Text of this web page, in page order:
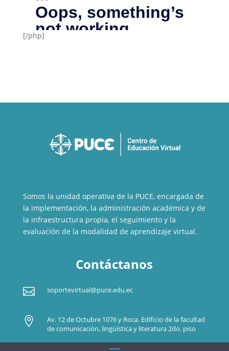
[/php]
Somos la unidad operativa de la PUCE, encargada de
la implementación, la administración académica y de
la infraestructura propia, el seguimiento y la
evaluación de la modalidad de aprendizaje virtual.
Contáctanos
 soportevirtual@puce.edu.ec

Av. 12 de Octubre 1076 y Roca. Edificio de la facultad
de comunicación, lingüística y literatura 2do. piso